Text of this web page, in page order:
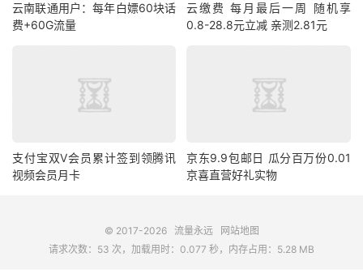
云南联通用户：每年白嫖60块话
费+60G流量
云缴费 每月最后一周 随机享
0.8-28.8元立减 亲测2.81元
支付宝双V会员累计签到领腾讯
视频会员月卡
京东9.9包邮日 瓜分百万份0.01
京喜直营好礼实物
© 2017-2026 流量永远
网站地图
请求次数：53 次，加载用时：0.077 秒，内存占用：5.28 MB